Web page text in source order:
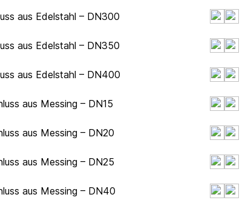
aus Edelstahl – DN300
aus Edelstahl – DN350
aus Edelstahl – DN400
aus Messing – DN15
aus Messing – DN20
aus Messing – DN25
aus Messing – DN40